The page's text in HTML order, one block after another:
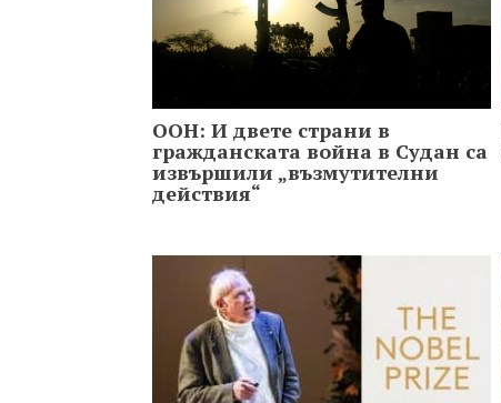
ООН: И двете страни в
гражданската война в Судан са
извършили „възмутителни
действия“